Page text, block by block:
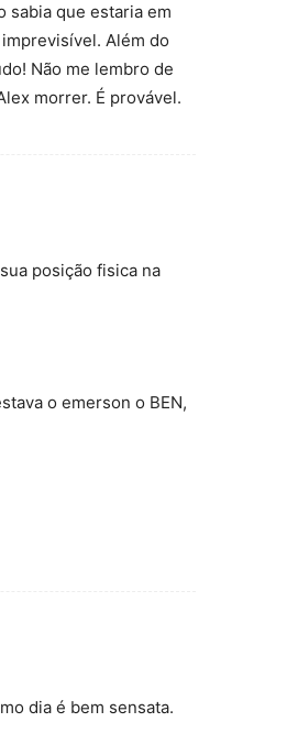
sabia que estaria em
Além do
Não me lembro de
morrer. É provável.
posição fisica na
o emerson o BEN,
dia é bem sensata.